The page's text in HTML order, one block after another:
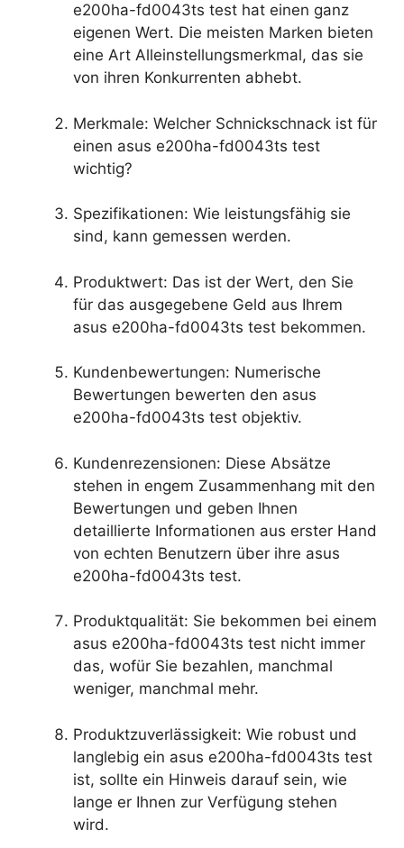
e200ha-fd0043ts test hat einen ganz
eigenen Wert. Die meisten Marken bieten
eine Art Alleinstellungsmerkmal, das sie
von ihren Konkurrenten abhebt.
Merkmale: Welcher Schnickschnack ist für
einen asus e200ha-fd0043ts test
wichtig?
Spezifikationen: Wie leistungsfähig sie
sind, kann gemessen werden.
Produktwert: Das ist der Wert, den Sie
für das ausgegebene Geld aus Ihrem
asus e200ha-fd0043ts test bekommen.
Kundenbewertungen: Numerische
Bewertungen bewerten den asus
e200ha-fd0043ts test objektiv.
Kundenrezensionen: Diese Absätze
stehen in engem Zusammenhang mit den
Bewertungen und geben Ihnen
detaillierte Informationen aus erster Hand
von echten Benutzern über ihre asus
e200ha-fd0043ts test.
Produktqualität: Sie bekommen bei einem
asus e200ha-fd0043ts test nicht immer
das, wofür Sie bezahlen, manchmal
weniger, manchmal mehr.
Produktzuverlässigkeit: Wie robust und
langlebig ein asus e200ha-fd0043ts test
ist, sollte ein Hinweis darauf sein, wie
lange er Ihnen zur Verfügung stehen
wird.